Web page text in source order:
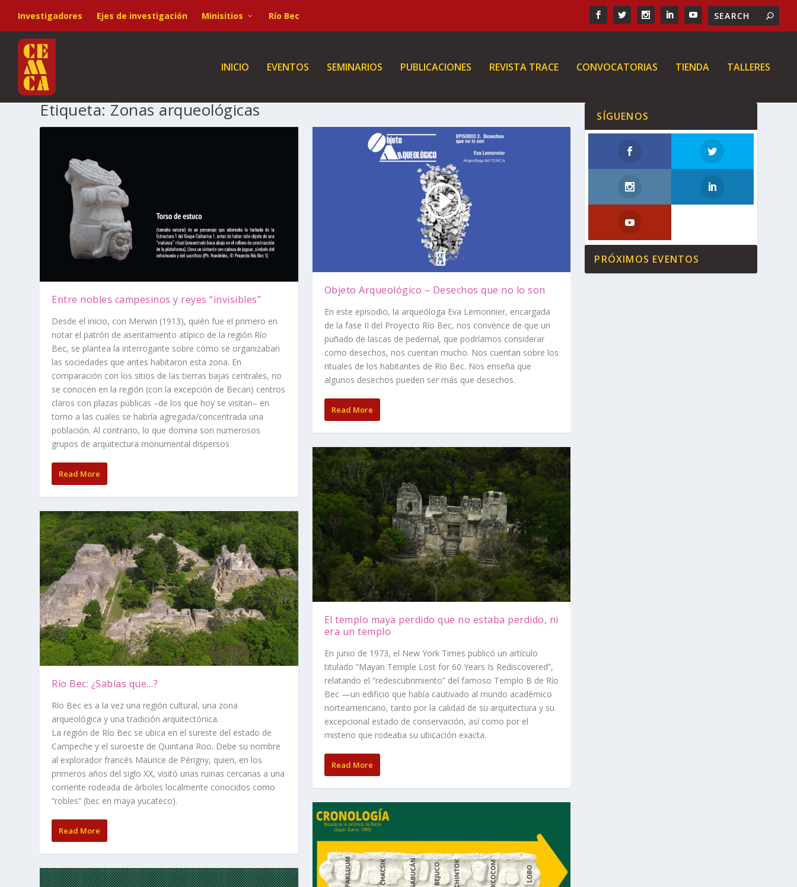
Investigadores Ejes de investigación Minisitios Río Bec
INICIO EVENTOS SEMINARIOS PUBLICACIONES REVISTA TRACE CONVOCATORIAS TIENDA TALLERES
Etiqueta:Zonas arqueológicas
Entre nobles campesinos y reyes “invisibles”
Desde el inicio, con Merwin (1913), quién fue el primero en
notar el patrón de asentamiento atípico de la región Río
Bec, se plantea la interrogante sobre cómo se organizaban
las sociedades que antes habitaron esta zona. En
comparación con los sitios de las tierras bajas centrales, no
se conocen en la región (con la excepción de Becan) centros
claros con plazas públicas –de los que hoy se visitan– en
torno a las cuales se habría agregada/concentrada una
población. Al contrario, lo que domina son numerosos
grupos de arquitectura monumental dispersos
Read More
Río Bec: ¿Sabías que…?
Río Bec es a la vez una región cultural, una zona
arqueológica y una tradición arquitectónica.
La región de Río Bec se ubica en el sureste del estado de
Campeche y el suroeste de Quintana Roo. Debe su nombre
al explorador francés Maurice de Périgny, quien, en los
primeros años del siglo XX, visitó unas ruinas cercanas a una
corriente rodeada de árboles localmente conocidos como
“robles” (bec en maya yucateco).
Read More
Objeto Arqueológico – Desechos que no lo son
En este episodio, la arqueóloga Eva Lemonnier, encargada
de la fase II del Proyecto Río Bec, nos convence de que un
puñado de lascas de pedernal, que podríamos considerar
como desechos, nos cuentan mucho. Nos cuentan sobre los
rituales de los habitantes de Río Bec. Nos enseña que
algunos desechos pueden ser más que desechos.
Read More
El templo maya perdido que no estaba perdido, ni
era un templo
En junio de 1973, el New York Times publicó un artículo
titulado “Mayan Temple Lost for 60 Years Is Rediscovered”,
relatando el “redescubrimiento” del famoso Templo B de Río
Bec —un edificio que había cautivado al mundo académico
norteamericano, tanto por la calidad de su arquitectura y su
excepcional estado de conservación, así como por el
misterio que rodeaba su ubicación exacta.
Read More
SÍGUENOS
PRÓXIMOS EVENTOS